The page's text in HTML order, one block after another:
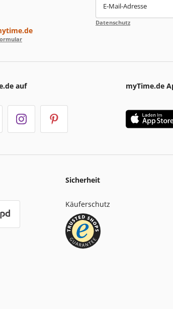
E-Mail-Adresse
Datenschutz
auf myTime.de
Sicherheit
Käuferschutz